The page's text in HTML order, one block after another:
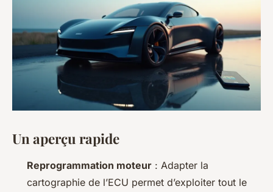
Un aperçu rapide
Reprogrammation moteur : Adapter la
cartographie de l’ECU permet d’exploiter tout le